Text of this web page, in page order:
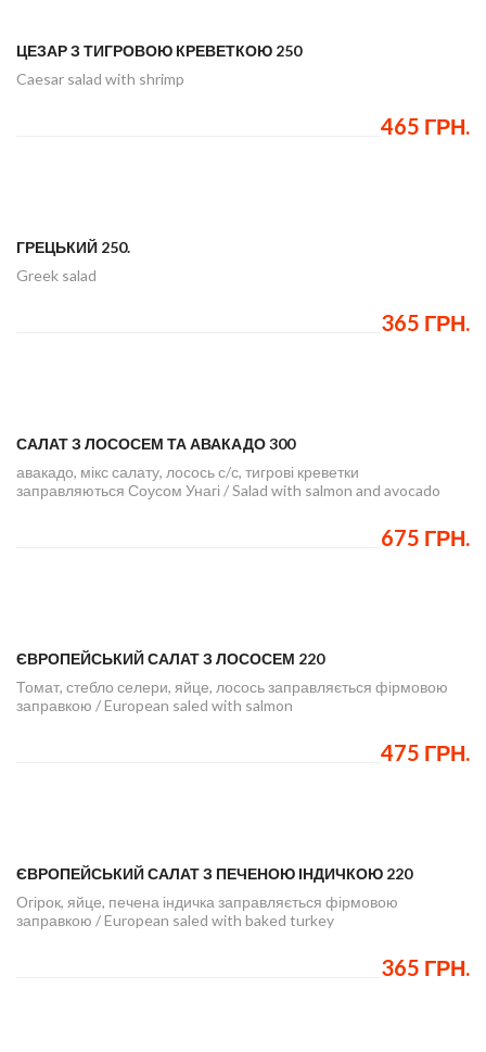
ЦЕЗАР З ТИГРОВОЮ КРЕВЕТКОЮ 250
Caesar salad with shrimp
465 ГРН.
ГРЕЦЬКИЙ 250.
Greek salad
365 ГРН.
САЛАТ З ЛОСОСЕМ ТА АВАКАДО 300
авакадо, мікс салату, лосось с/с, тигрові креветки
заправляються Соусом Унагі / Salad with salmon and avocado
675 ГРН.
ЄВРОПЕЙСЬКИЙ САЛАТ З ЛОСОСЕМ 220
Томат, стебло селери, яйце, лосось заправляється фірмовою
заправкою / European saled with salmon
475 ГРН.
ЄВРОПЕЙСЬКИЙ САЛАТ З ПЕЧЕНОЮ ІНДИЧКОЮ 220
Огірок, яйце, печена індичка заправляється фірмовою
заправкою / European saled with baked turkey
365 ГРН.